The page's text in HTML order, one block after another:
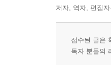
저자, 역자, 편집
접수된 글은
독자 분들의